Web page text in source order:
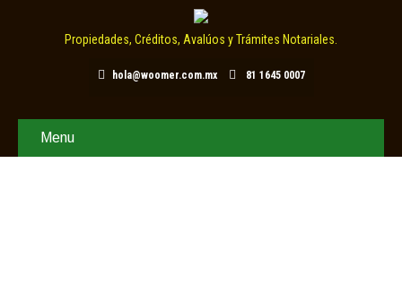
Propiedades, Créditos, Avalúos y Trámites Notariales.
hola@woomer.com.mx 81 1645 0007
Menu